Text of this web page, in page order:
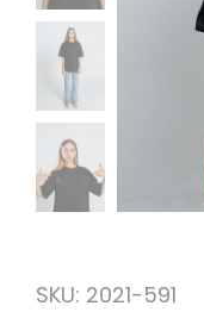
SKU: 2021-591